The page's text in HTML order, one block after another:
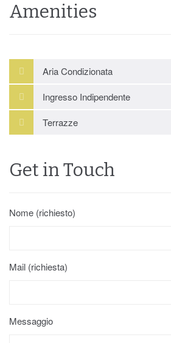
Amenities
Aria Condizionata
Ingresso Indipendente
Terrazze
Get in Touch
Nome (richiesto)
Mail (richiesta)
Messaggio